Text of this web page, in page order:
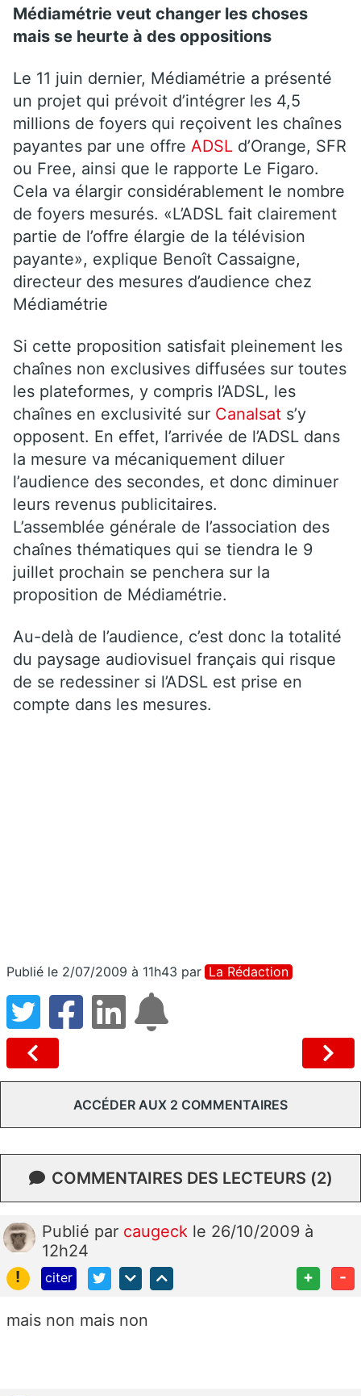
Médiamétrie veut changer les choses
mais se heurte à des oppositions
Le 11 juin dernier, Médiamétrie a présenté
un projet qui prévoit d’intégrer les 4,5
millions de foyers qui reçoivent les chaînes
payantes par une offre ADSL d’Orange, SFR
ou Free, ainsi que le rapporte Le Figaro.
Cela va élargir considérablement le nombre
de foyers mesurés. «L’ADSL fait clairement
partie de l’offre élargie de la télévision
payante», explique Benoît Cassaigne,
directeur des mesures d’audience chez
Médiamétrie
Si cette proposition satisfait pleinement les
chaînes non exclusives diffusées sur toutes
les plateformes, y compris l’ADSL, les
chaînes en exclusivité sur Canalsat s’y
opposent. En effet, l’arrivée de l’ADSL dans
la mesure va mécaniquement diluer
l’audience des secondes, et donc diminuer
leurs revenus publicitaires.
L’assemblée générale de l’association des
chaînes thématiques qui se tiendra le 9
juillet prochain se penchera sur la
proposition de Médiamétrie.
Au-delà de l’audience, c’est donc la totalité
du paysage audiovisuel français qui risque
de se redessiner si l’ADSL est prise en
compte dans les mesures.
Publié le 2/07/2009 à 11h43 par La Rédaction
ACCÉDER AUX 2 COMMENTAIRES
COMMENTAIRES DES LECTEURS (2)
Publié par caugeck le 26/10/2009 à
12h24
!
citer + -
mais non mais non